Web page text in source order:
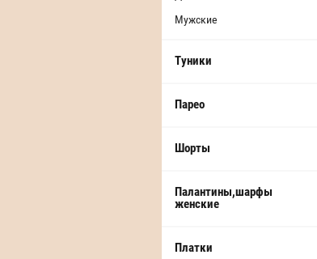
Мужские
Туники
Парео
Шорты
Палантины,шарфы
женские
Платки